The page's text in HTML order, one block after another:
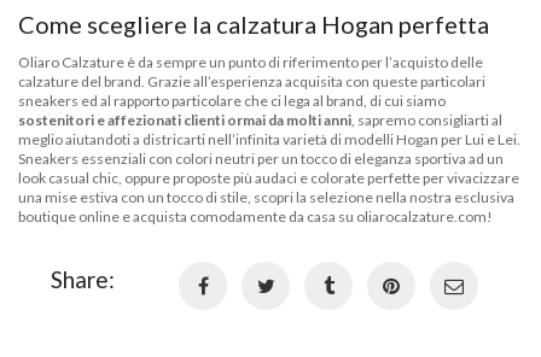
Come scegliere la calzatura Hogan perfetta
Oliaro Calzature è da sempre un punto di riferimento per l’acquisto delle
calzature del brand. Grazie all’esperienza acquisita con queste particolari
sneakers ed al rapporto particolare che ci lega al brand, di cui siamo
sostenitori e affezionati clienti ormai da molti anni , sapremo consigliarti al
meglio aiutandoti a districarti nell’infinita varietà di modelli Hogan per Lui e Lei.
Sneakers essenziali con colori neutri per un tocco di eleganza sportiva ad un
look casual chic, oppure proposte più audaci e colorate perfette per vivacizzare
una mise estiva con un tocco di stile, scopri la selezione nella nostra esclusiva
boutique online e acquista comodamente da casa su oliarocalzature.com!
Share: